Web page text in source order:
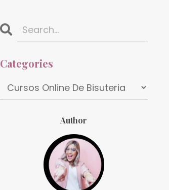
Categories
Author